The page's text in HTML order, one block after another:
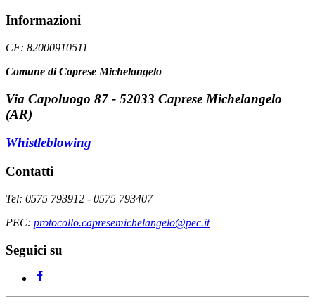
Informazioni
CF: 82000910511
Comune di Caprese Michelangelo
Via Capoluogo 87 - 52033 Caprese Michelangelo
(AR)
Whistleblowing
Contatti
Tel: 0575 793912 - 0575 793407
PEC: protocollo.capresemichelangelo@pec.it
Seguici su